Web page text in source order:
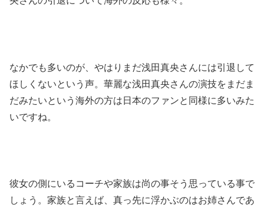
なかでも多いのが、やはりまだ浅田真央さんには引退して
ほしくないという声。華麗な浅田真央さんの演技をまだま
だみたいという海外の方は日本のファンと同様に多いみた
いですね。
彼女の側にいるコーチや家族は尚の事そう思っている事で
しょう。家族と言えば、真っ先に浮かぶのはお姉さんであ